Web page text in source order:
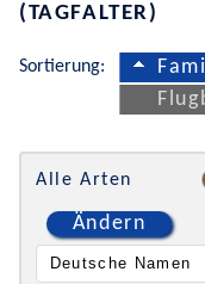
(TAGFALTER)
Sortierung:
Alle Arten
Ändern